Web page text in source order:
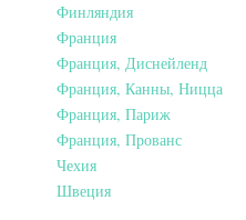
Финляндия
Франция
Франция, Диснейленд
Франция, Канны, Ницца
Франция, Париж
Франция, Прованс
Чехия
Швеция